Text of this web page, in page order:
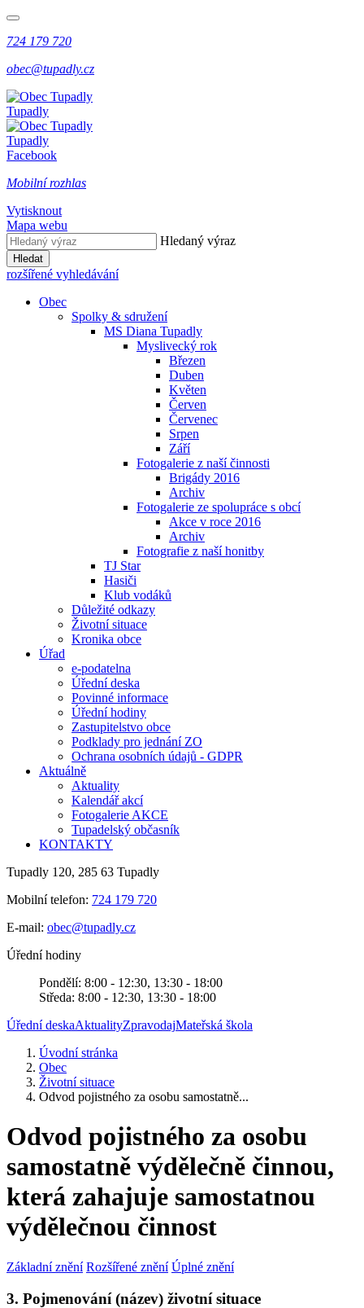
724 179 720
obec@tupadly.cz
Tupadly
Tupadly
Facebook
Mobilní rozhlas
Vytisknout
Mapa webu
Hledaný výraz
Hledat
rozšířené vyhledávání
Obec
Spolky & sdružení
MS Diana Tupadly
Myslivecký rok
Březen
Duben
Květen
Červen
Červenec
Srpen
Září
Fotogalerie z naší činnosti
Brigády 2016
Archiv
Fotogalerie ze spolupráce s obcí
Akce v roce 2016
Archiv
Fotografie z naší honitby
TJ Star
Hasiči
Klub vodáků
Důležité odkazy
Životní situace
Kronika obce
Úřad
e-podatelna
Úřední deska
Povinné informace
Úřední hodiny
Zastupitelstvo obce
Podklady pro jednání ZO
Ochrana osobních údajů - GDPR
Aktuálně
Aktuality
Kalendář akcí
Fotogalerie AKCE
Tupadelský občasník
KONTAKTY
Tupadly 120, 285 63 Tupadly
Mobilní telefon: 724 179 720
E-mail: obec@tupadly.cz
Úřední hodiny
Pondělí: 8:00 - 12:30, 13:30 - 18:00
Středa: 8:00 - 12:30, 13:30 - 18:00
Úřední deskaAktualityZpravodajMateřská škola
Úvodní stránka
Obec
Životní situace
Odvod pojistného za osobu samostatně...
Odvod pojistného za osobu
samostatně výdělečně činnou,
která zahajuje samostatnou
výdělečnou činnost
Základní znění Rozšířené znění Úplné znění
3. Pojmenování (název) životní situace